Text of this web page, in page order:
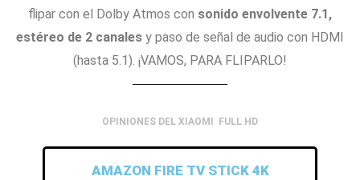
flipar con el Dolby Atmos con sonido envolvente 7.1,
estéreo de 2 canales y paso de señal de audio con HDMI
(hasta 5.1). ¡VAMOS, PARA FLIPARLO!
OPINIONES DEL XIAOMI FULL HD
AMAZON FIRE TV STICK 4K